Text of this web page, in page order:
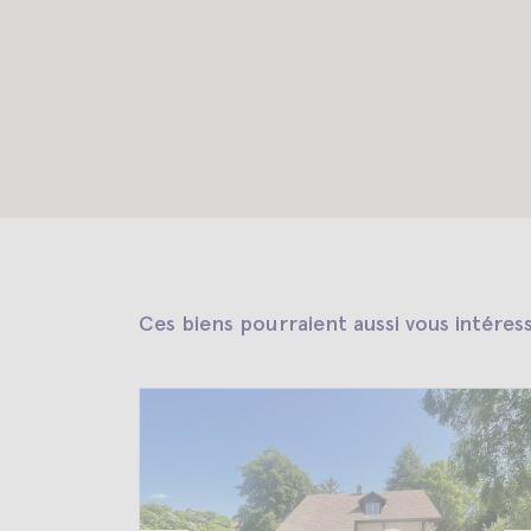
Ces biens pourraient aussi vous